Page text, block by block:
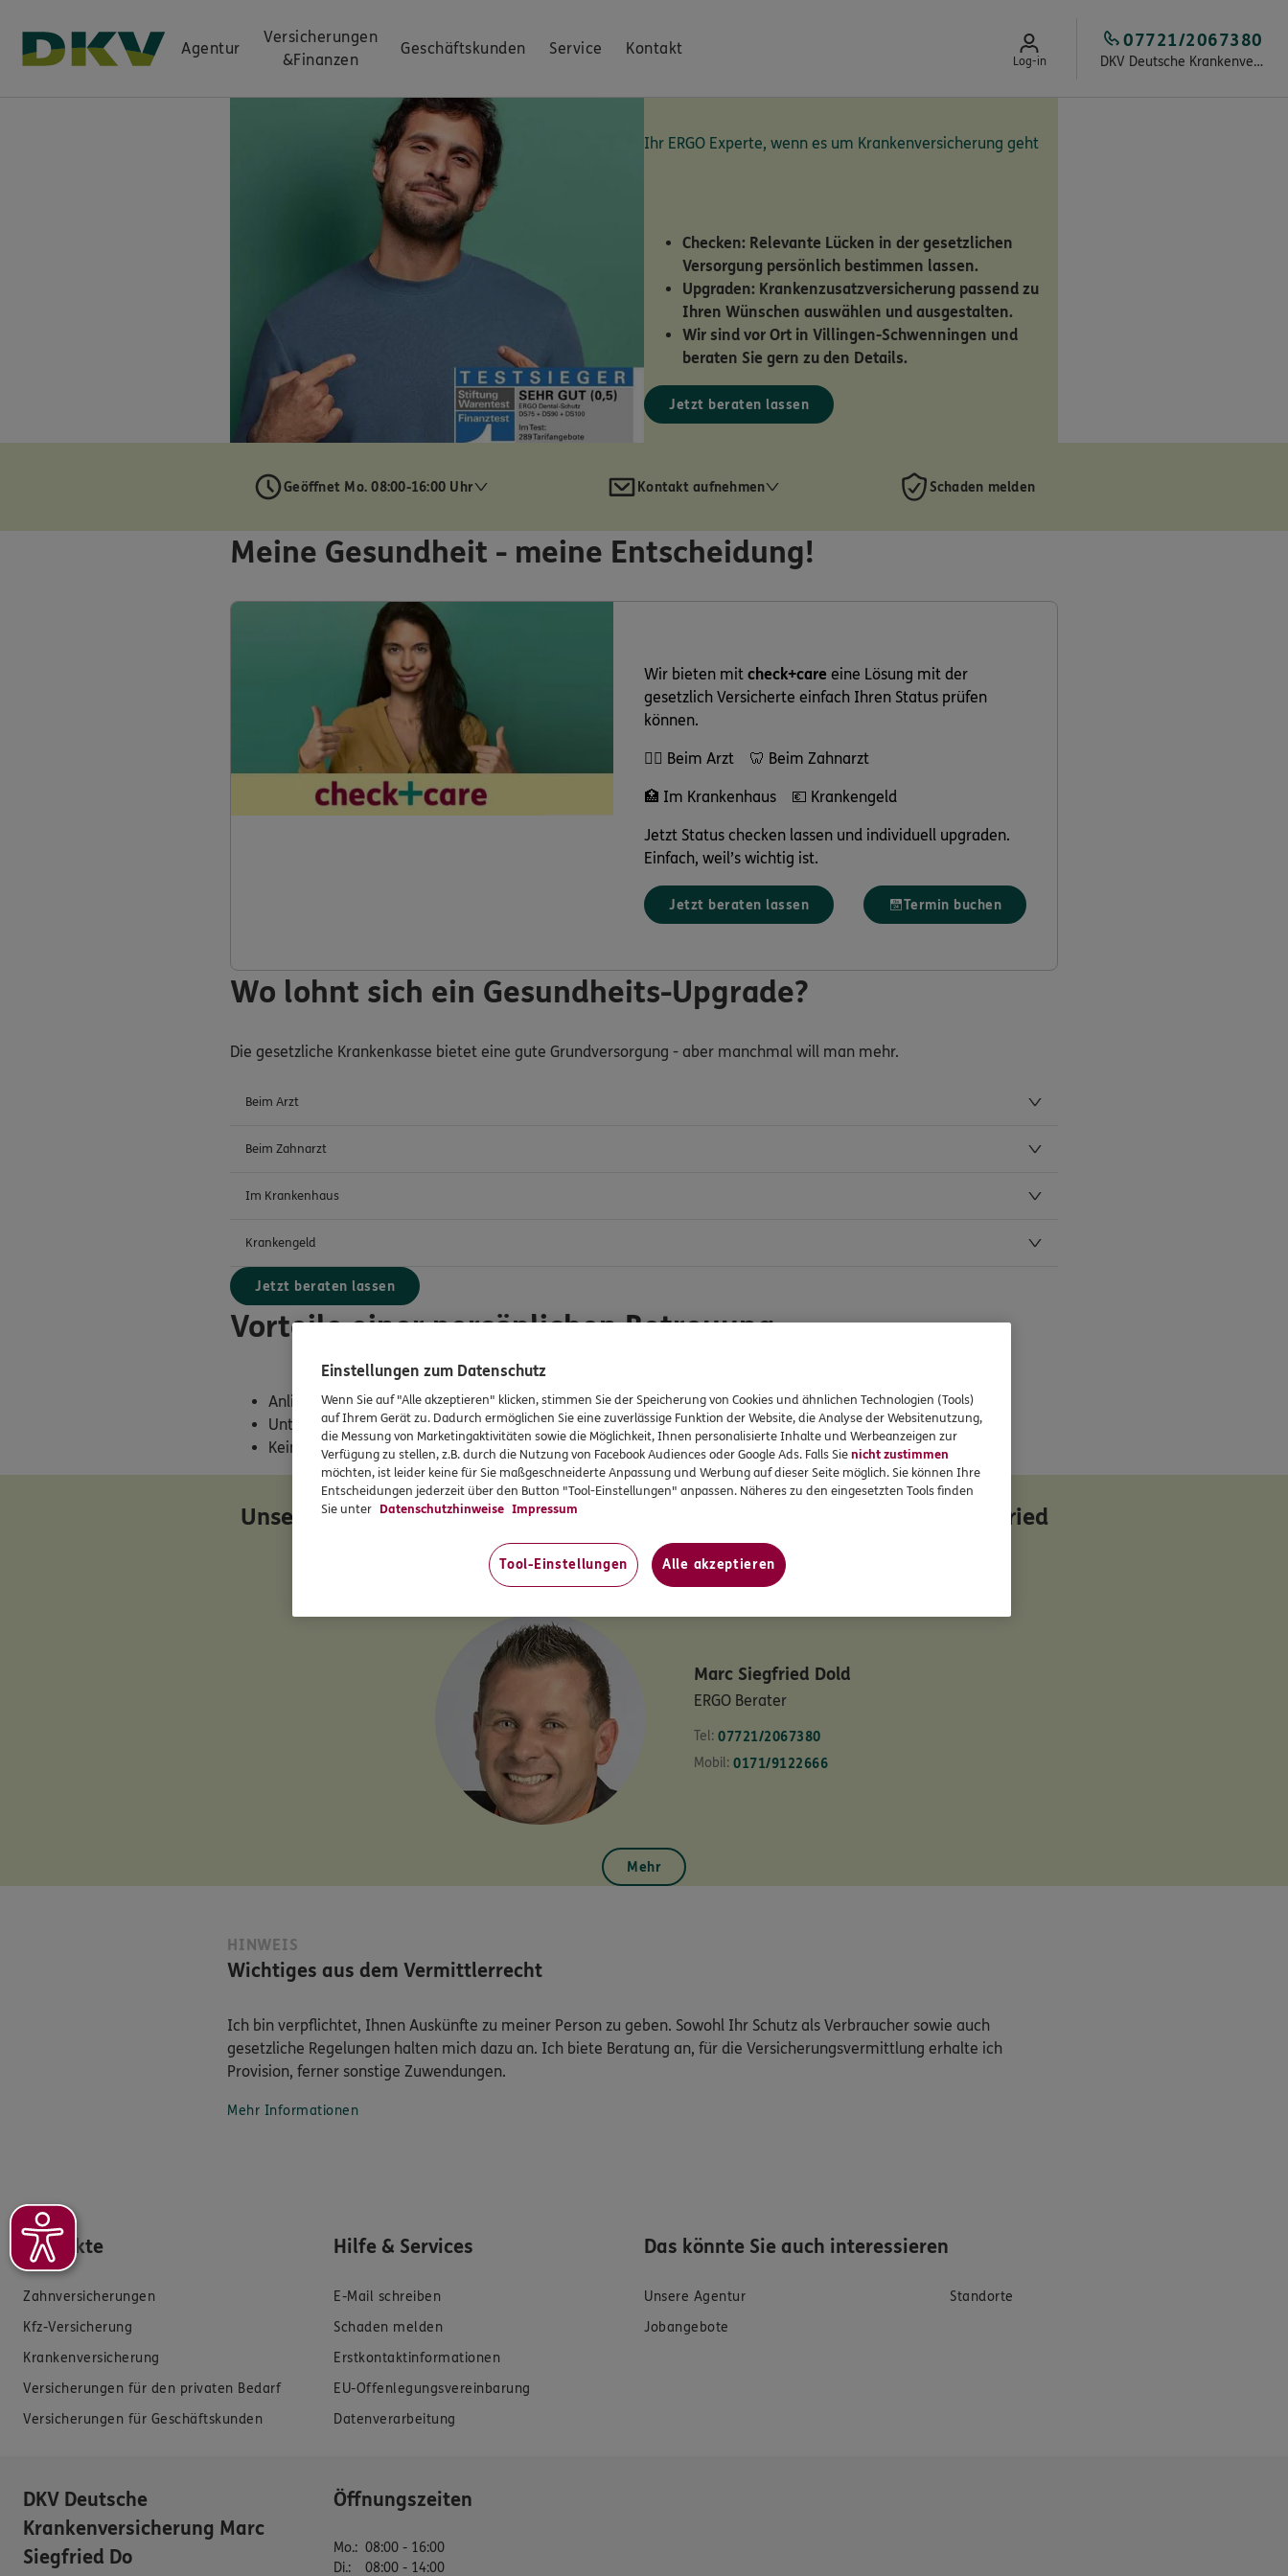
Agentur
Versicherungen
&Finanzen
Geschäftskunden Service Kontakt
Log-in DKV Deutsche Krankenversicherung Marc Siegfried Do
07721/2067380
Ihr ERGO Experte, wenn es um Krankenversicherung geht
Checken: Relevante Lücken in der gesetzlichen
Versorgung persönlich bestimmen lassen.
Upgraden: Krankenzusatzversicherung passend zu
Ihren Wünschen auswählen und ausgestalten.
Wir sind vor Ort in Villingen-Schwenningen und
beraten Sie gern zu den Details.
Jetzt beraten lassen
Geöffnet Mo. 08:00-16:00 Uhr Kontakt aufnehmen Schaden melden
Meine Gesundheit - meine Entscheidung!
Wir bieten mit check+care eine Lösung mit der
gesetzlich Versicherte einfach Ihren Status prüfen
können.
👩‍⚕️ Beim Arzt 🦷 Beim Zahnarzt
🏥 Im Krankenhaus 💶 Krankengeld
Jetzt Status checken lassen und individuell upgraden.
Einfach, weil’s wichtig ist.
Jetzt beraten lassen Termin buchen
Wo lohnt sich ein Gesundheits-Upgrade?
Die gesetzliche Krankenkasse bietet eine gute Grundversorgung - aber manchmal will man mehr.
Beim Arzt
Beim Zahnarzt
Im Krankenhaus
Krankengeld
Jetzt beraten lassen
Vorteile einer persönlichen Betreuung
Anliegen persönlich und ganzheitlich besprechen
Unterstützung bei der Regulierung von Schäden
Keine Einschränkung in der Nutzung des digitalen Service-Angebots
UNSER TEAM
Unser Team am StandortDKV Deutsche Krankenversicherung Marc Siegfried
Do
Marc Siegfried Dold
ERGO Berater
Tel: 07721/2067380
Mobil: 0171/9122666
Mehr
HINWEIS
Wichtiges aus dem Vermittlerrecht
Ich bin verpflichtet, Ihnen Auskünfte zu meiner Person zu geben. Sowohl Ihr Schutz als Verbraucher sowie auch
gesetzliche Regelungen halten mich dazu an. Ich biete Beratung an, für die Versicherungsvermittlung erhalte ich
Provision, ferner sonstige Zuwendungen.
Mehr Informationen
Produkte
Zahnversicherungen
Kfz-Versicherung
Krankenversicherung
Versicherungen für den privaten Bedarf
Versicherungen für Geschäftskunden
Hilfe & Services
E-Mail schreiben
Schaden melden
Erstkontaktinformationen
EU-Offenlegungsvereinbarung
Datenverarbeitung
Das könnte Sie auch interessieren
Unsere Agentur
Standorte
Jobangebote
DKV Deutsche
Krankenversicherung Marc
Siegfried Do
Öffnungszeiten
Mo.: 08:00 - 16:00
Di.: 08:00 - 14:00
Einstellungen zum Datenschutz
Wenn Sie auf "Alle akzeptieren" klicken, stimmen Sie der Speicherung von Cookies und ähnlichen Technologien (Tools)
auf Ihrem Gerät zu. Dadurch ermöglichen Sie eine zuverlässige Funktion der Website, die Analyse der Websitenutzung,
die Messung von Marketingaktivitäten sowie die Möglichkeit, Ihnen personalisierte Inhalte und Werbeanzeigen zur
Verfügung zu stellen, z.B. durch die Nutzung von Facebook Audiences oder Google Ads. Falls Sienicht zustimmen
möchten, ist leider keine für Sie maßgeschneiderte Anpassung und Werbung auf dieser Seite möglich. Sie können Ihre
Entscheidungen jederzeit über den Button "Tool-Einstellungen" anpassen. Näheres zu den eingesetzten Tools finden
Sie unter Datenschutzhinweise Impressum
Tool-Einstellungen Alle akzeptieren